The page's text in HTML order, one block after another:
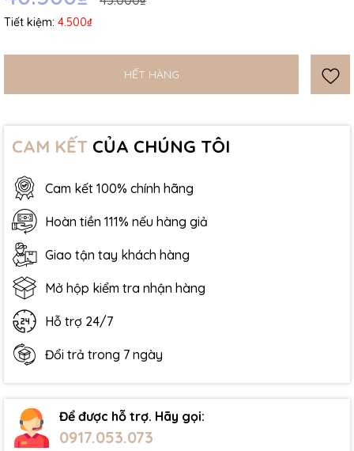
Tiết kiệm: 4.500₫
HẾT HÀNG
CAM KẾT CỦA CHÚNG TÔI
Cam kết 100% chính hãng
Hoàn tiền 111% nếu hàng giả
Giao tận tay khách hàng
Mở hộp kiểm tra nhận hàng
Hỗ trợ 24/7
Đổi trả trong 7 ngày
Để được hỗ trợ. Hãy gọi:
0917.053.073